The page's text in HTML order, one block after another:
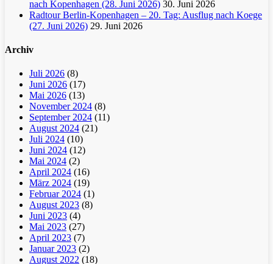
nach Kopenhagen (28. Juni 2026) 30. Juni 2026
Radtour Berlin-Kopenhagen – 20. Tag: Ausflug nach Koege
(27. Juni 2026) 29. Juni 2026
Archiv
Juli 2026 (8)
Juni 2026 (17)
Mai 2026 (13)
November 2024 (8)
September 2024 (11)
August 2024 (21)
Juli 2024 (10)
Juni 2024 (12)
Mai 2024 (2)
April 2024 (16)
März 2024 (19)
Februar 2024 (1)
August 2023 (8)
Juni 2023 (4)
Mai 2023 (27)
April 2023 (7)
Januar 2023 (2)
August 2022 (18)